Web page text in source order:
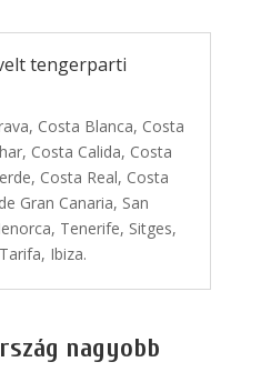
tengerparti
Costa Blanca, Costa
Costa Calida, Costa
Costa Real, Costa
Gran Canaria, San
Tenerife, Sitges,
Ibiza.
nagyobb